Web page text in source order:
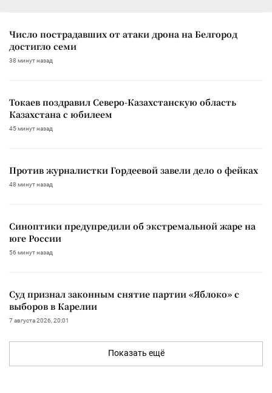
Число пострадавших от атаки дрона на Белгород
достигло семи
38 минут назад
Токаев поздравил Северо-Казахстанскую область
Казахстана с юбилеем
45 минут назад
Против журналистки Гордеевой завели дело о фейках
48 минут назад
Синоптики предупредили об экстремальной жаре на
юге России
56 минут назад
Суд признал законным снятие партии «Яблоко» с
выборов в Карелии
7 августа 2026, 20:01
Показать ещё